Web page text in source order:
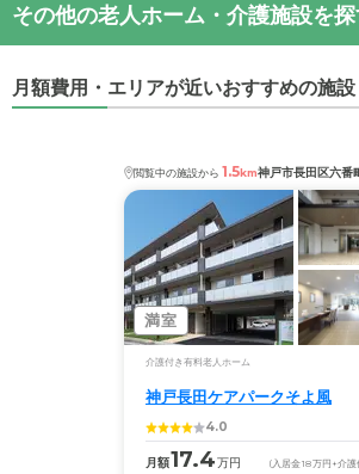
その他の老人ホーム・介護施設を
月額費用・エリアが近いおすすめの施設
閲覧中の施設から 1.5km神戸市長田区六番
満室
介護付き有料老人ホーム
神戸長田ケアパークそよ風
4.0
月額17.4万円 (入居金18万円 +介護